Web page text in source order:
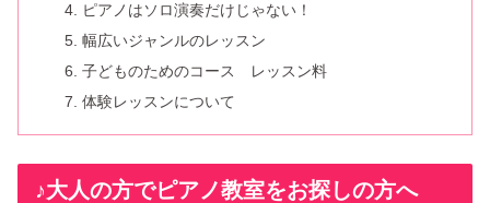
ピアノはソロ演奏だけじゃない！
幅広いジャンルのレッスン
子どものためのコース レッスン料
体験レッスンについて
♪大人の方でピアノ教室をお探しの方へ